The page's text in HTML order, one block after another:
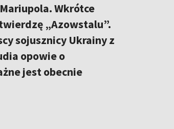
Wkrótce
„Azowstalu”.
sojusznicy Ukrainy z
opowie o
jest obecnie